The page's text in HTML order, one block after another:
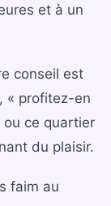
et à un
conseil est
« profitez-en
ou ce quartier
du plaisir.
faim au